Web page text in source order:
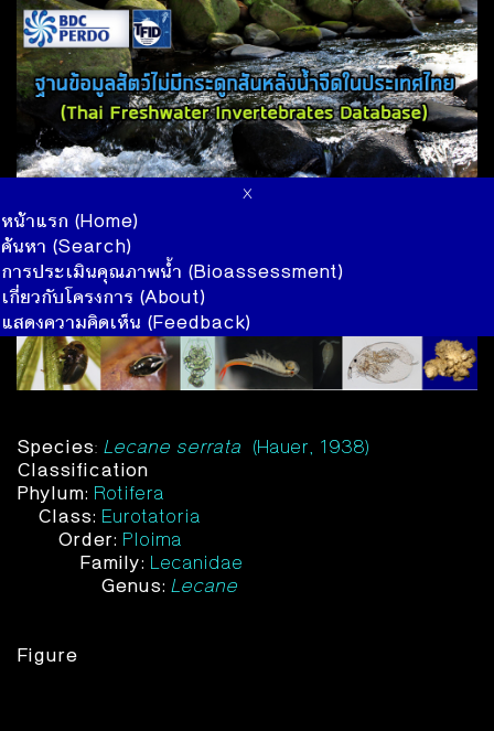
x
หน้าแรก (Home)
ค้นหา (Search)
การประเมินคุณภาพน้ำ (Bioassessment)
เกี่ยวกับโครงการ (About)
แสดงความคิดเห็น (Feedback)
Species: Lecane serrata (Hauer, 1938)
Classification
Phylum: Rotifera
Class: Eurotatoria
Order: Ploima
Family: Lecanidae
Genus: Lecane
Figure